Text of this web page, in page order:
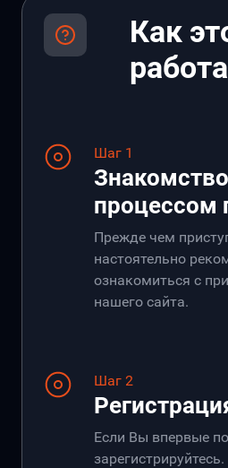
Как
Шаг 1
процессом
Прежде чем
настоятельно
ознакомиться с
нашего сайта.
Шаг 2
Если Вы впервые
зарегистрируйтесь.